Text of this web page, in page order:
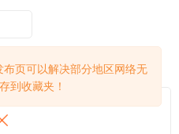
布页可以解决部分地区网络无
到收藏夹！